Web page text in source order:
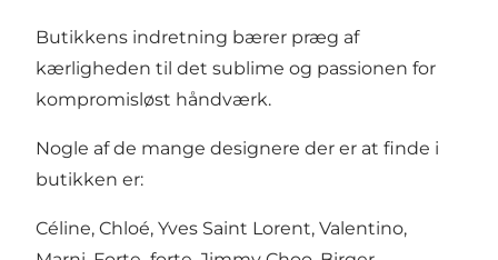
Butikkens indretning bærer præg af
kærligheden til det sublime og passionen for
kompromisløst håndværk.
Nogle af de mange designere der er at finde i
butikken er:
Céline, Chloé, Yves Saint Lorent, Valentino,